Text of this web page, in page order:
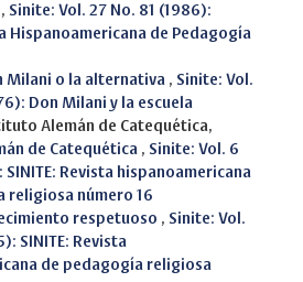
, Sinite: Vol. 27 No. 81 (1986):
Hispanoamericana de Pedagogía
Milani o la alternativa , Sinite: Vol.
Don Milani y la escuela
Alemán de Catequética,
de Catequética , Sinite: Vol. 6
SINITE: Revista hispanoamericana
religiosa número 16
respetuoso , Sinite: Vol.
SINITE: Revista
de pedagogía religiosa